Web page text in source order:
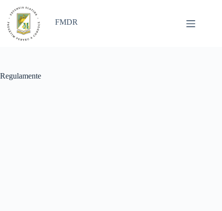
conținut
FMDR
Regulamente